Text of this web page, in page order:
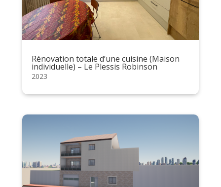
Rénovation totale d’une cuisine (Maison
individuelle) – Le Plessis Robinson
2023